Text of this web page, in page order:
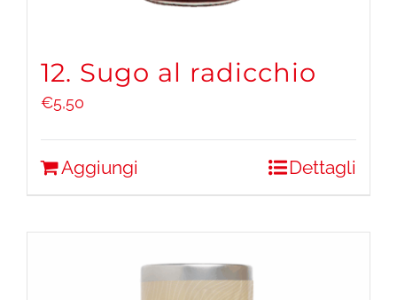
12. Sugo al radicchio
€5,50
Aggiungi Dettagli